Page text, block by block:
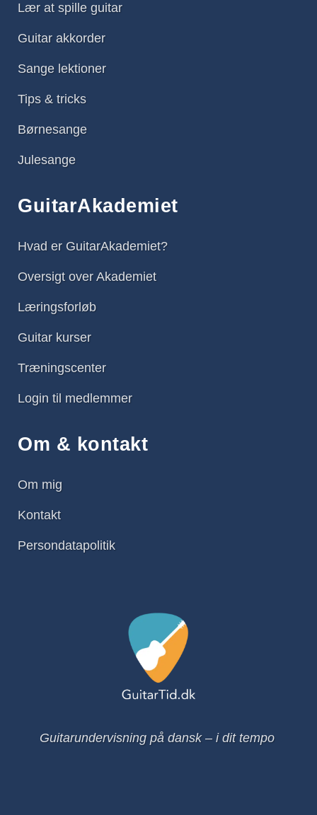
Lær at spille guitar
Guitar akkorder
Sange lektioner
Tips & tricks
Børnesange
Julesange
GuitarAkademiet
Hvad er GuitarAkademiet?
Oversigt over Akademiet
Læringsforløb
Guitar kurser
Træningscenter
Login til medlemmer
Om & kontakt
Om mig
Kontakt
Persondatapolitik
Guitarundervisning på dansk – i dit tempo